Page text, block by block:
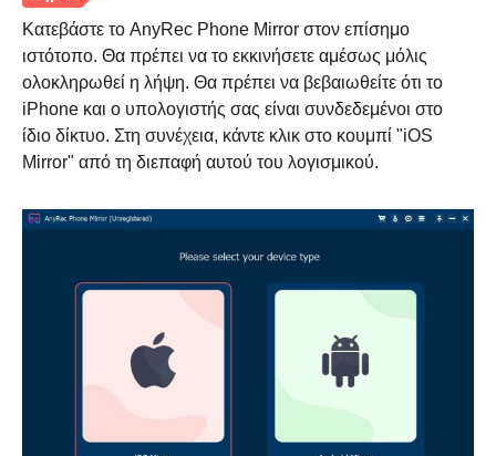
Κατεβάστε το AnyRec Phone Mirror στον επίσημο
ιστότοπο. Θα πρέπει να το εκκινήσετε αμέσως μόλις
ολοκληρωθεί η λήψη. Θα πρέπει να βεβαιωθείτε ότι το
iPhone και ο υπολογιστής σας είναι συνδεδεμένοι στο
ίδιο δίκτυο. Στη συνέχεια, κάντε κλικ στο κουμπί "iOS
Mirror" από τη διεπαφή αυτού του λογισμικού.